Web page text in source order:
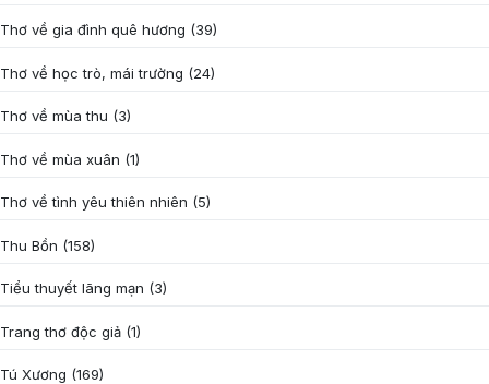
Thơ về gia đình quê hương (39)
Thơ về học trò, mái trường (24)
Thơ về mùa thu (3)
Thơ về mùa xuân (1)
Thơ về tình yêu thiên nhiên (5)
Thu Bồn (158)
Tiểu thuyết lãng mạn (3)
Trang thơ độc giả (1)
Tú Xương (169)